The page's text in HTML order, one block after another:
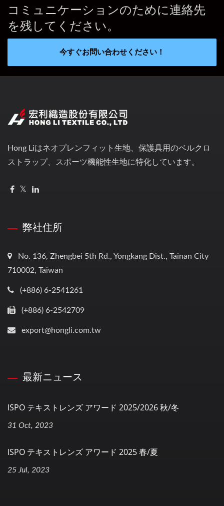
コミュニケーションのために連絡先
を残してください。
今すぐお問い合わせください！
Hong Liはネオプレンフィット生地、保護具用のベルクロ
ストラップ、スポーツ機能性生地に特化しています。
弊社住所
No. 136, Zhengbei 5th Rd., Yongkang Dist., Tainan City
710002, Taiwan
(+886) 6-2541261
(+886) 6-2542709
export@hongli.com.tw
最新ニュース
ISPO テキストレンズ アワード 2025/2026 秋/冬
31 Oct, 2023
ISPO テキストレンズ アワード 2025 春/夏
25 Jul, 2023